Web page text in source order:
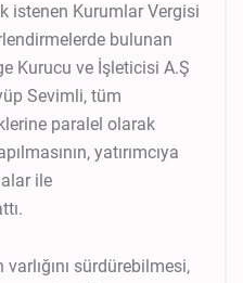
istenen Kurumlar Vergisi
bulunan
Kurucu ve İşleticisi A.Ş
Sevimli, tüm
paralel olarak
yatırımcıya
ile
sürdürebilmesi,